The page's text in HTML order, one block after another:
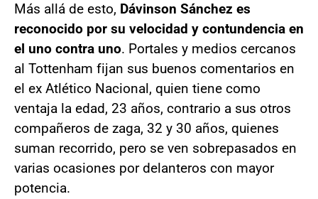
Más allá de esto, Dávinson Sánchez es
reconocido por su velocidad y contundencia en
el uno contra uno. Portales y medios cercanos
al Tottenham fijan sus buenos comentarios en
el ex Atlético Nacional, quien tiene como
ventaja la edad, 23 años, contrario a sus otros
compañeros de zaga, 32 y 30 años, quienes
suman recorrido, pero se ven sobrepasados en
varias ocasiones por delanteros con mayor
potencia.